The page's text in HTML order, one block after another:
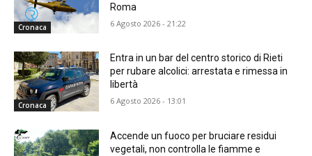
Cronaca
Roma
6 Agosto 2026 - 21:22
Cronaca
Entra in un bar del centro storico di Rieti
per rubare alcolici: arrestata e rimessa in
libertà
6 Agosto 2026 - 13:01
Accende un fuoco per bruciare residui
vegetali, non controlla le fiamme e